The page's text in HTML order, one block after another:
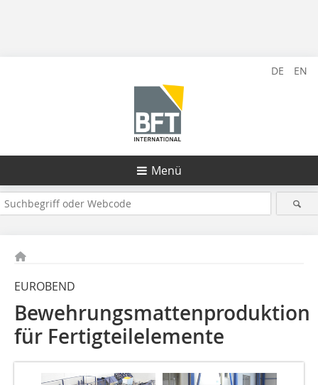
DE EN
Menü
EUROBEND
Bewehrungsmattenproduktion
für Fertigteilelemente